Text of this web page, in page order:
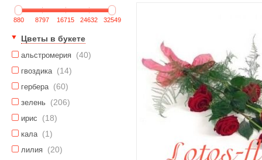
880 8797 16715 24632 32549
Цветы в букете
альстромерия (40)
гвоздика (14)
гербера (60)
зелень (206)
ирис (18)
кала (1)
лилия (20)